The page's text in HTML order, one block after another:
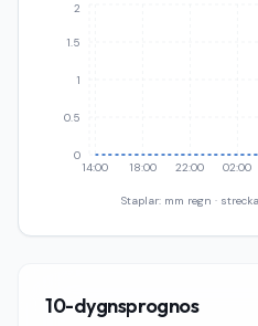
14:00 18:00 22:00 02:00
0
0.5
1
1.5
2
Staplar: mm regn ·
10-dygnsprognos